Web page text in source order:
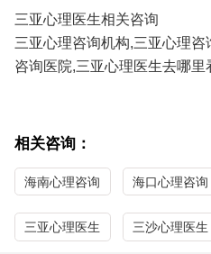
86433196 13306538268
三亚心理医生相关咨询
三亚心理咨询机构,三亚心理
咨询医院,三亚心理医生去哪
相关咨询：
海南心理咨询 海口心理咨询
三亚心理医生 三沙心理医生